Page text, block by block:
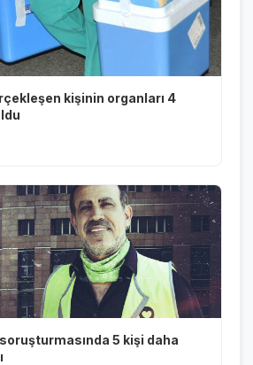
kişinin organları 4
5 kişi daha